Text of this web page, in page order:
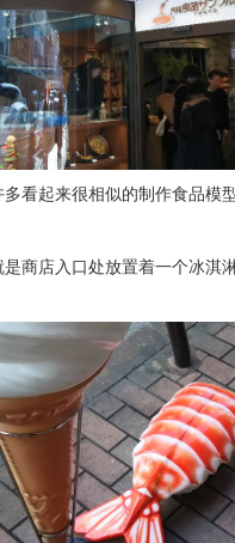
看起来很相似的制作食品模
商店入口处放置着一个冰淇